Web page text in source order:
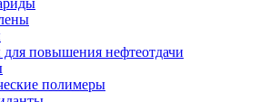
для повышения нефтеотдачи
полимеры